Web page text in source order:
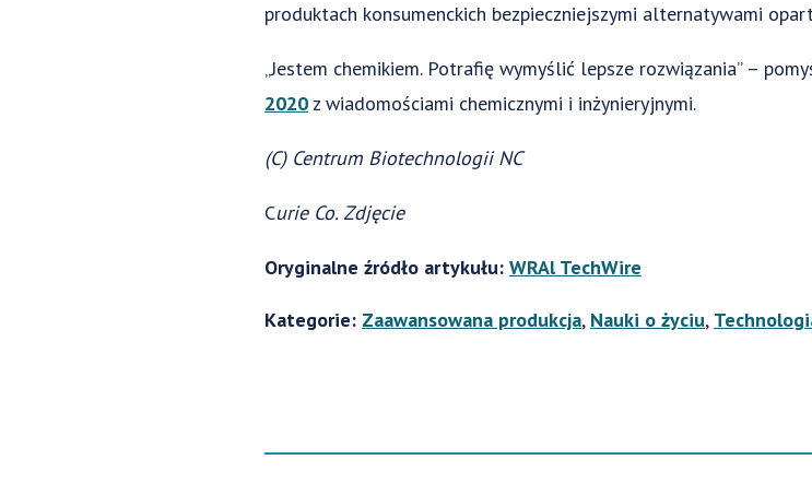
produktach konsumenckich bezpieczniejszymi alternatywami
„Jestem chemikiem. Potrafię wymyślić lepsze rozwiązania” –
2020 z wiadomościami chemicznymi i inżynieryjnymi.
(C) Centrum Biotechnologii NC
Curie Co. Zdjęcie
Oryginalne źródło artykułu: WRAl TechWire
Kategorie: Zaawansowana produkcja, Nauki o życiu,